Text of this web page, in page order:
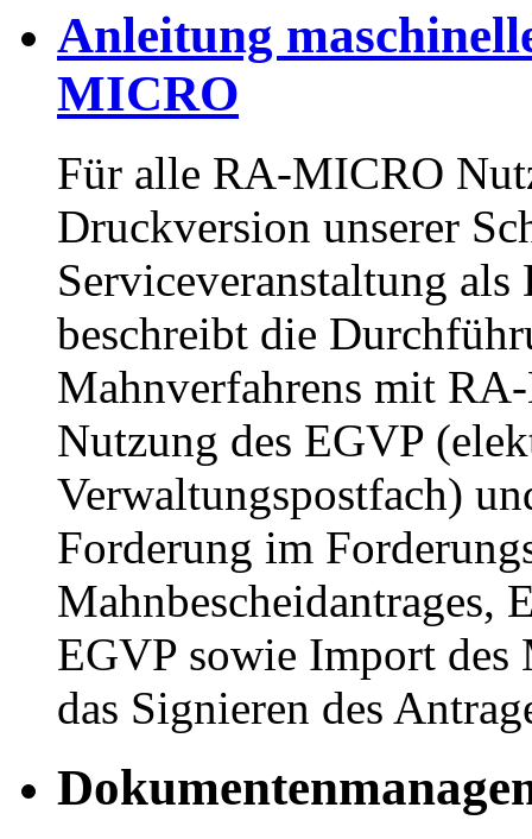
Anleitung
MICRO
Für alle RA-MICRO
Druckversion unserer
Serviceveranstaltung
beschreibt die
Mahnverfahrens mit
Nutzung des EGVP
Verwaltungspostfach)
Forderung im
Mahnbescheidantrages,
EGVP sowie Import des
das Signieren des